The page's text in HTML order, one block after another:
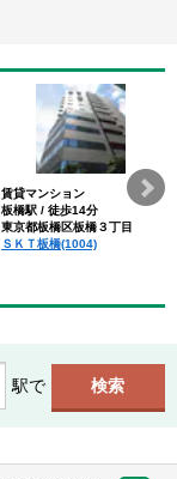
賃貸マンション
板橋駅 / 徒歩14分
東京都板橋区板橋３丁目
ＳＫＴ板橋(1004)
駅で